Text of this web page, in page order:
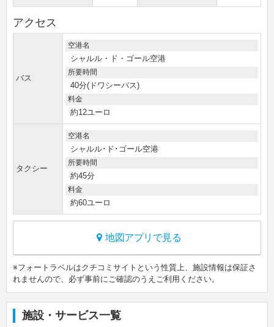
アクセス
バス
空港名
シャルル・ド・ゴール空港
所要時間
40分(ドワシーバス)
料金
約12ユーロ
タクシー
空港名
シャルル･ド･ゴール空港
所要時間
約45分
料金
約60ユーロ
地図アプリで見る
※フォートラベルはクチコミサイトという性質上、施設情報は保証さ
れませんので、必ず事前にご確認のうえご利用ください。
施設・サービス一覧